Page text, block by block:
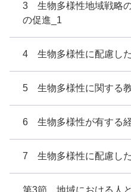
3 生物多様性地域戦略
の促進_1
4 生物多様性に配慮し
5 生物多様性に関する
6 生物多様性が有する
7 生物多様性に配慮し
第3節 地域における人